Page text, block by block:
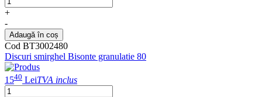
+
-
Adaugă în coș
Cod BT3002480
Discuri smirghel Bisonte granulatie 80
1540 LeiTVA inclus